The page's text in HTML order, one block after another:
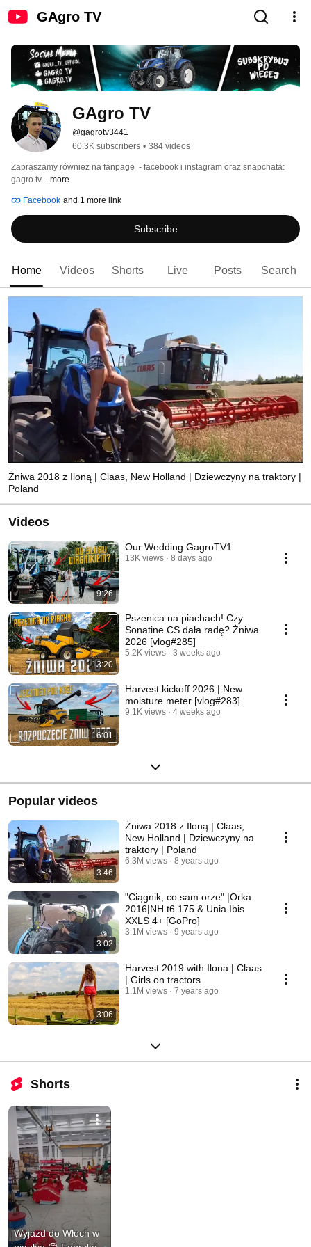
GAgro TV
GAgro TV
@gagrotv3441
60.3K subscribers • 384 videos
Zapraszamy również na fanpage  - facebook i instagram oraz snapchata:
gagro.tv ...more
Facebook and 1 more link
Subscribe
Home Videos Shorts Live Posts Search
Żniwa 2018 z Iloną | Claas, New Holland | Dziewczyny na traktory |
Poland
Videos
9:26
Our Wedding GagroTV1
13K views 8 days ago
13:20
Pszenica na piachach! Czy
Sonatine CS dała radę? Żniwa
2026 [vlog#285]
5.2K views 3 weeks ago
16:01
Harvest kickoff 2026 | New
moisture meter [vlog#283]
9.1K views 4 weeks ago
Popular videos
3:46
Żniwa 2018 z Iloną | Claas,
New Holland | Dziewczyny na
traktory | Poland
6.3M views 8 years ago
3:02
"Ciągnik, co sam orze" |Orka
2016|NH t6.175 & Unia Ibis
XXLS 4+ [GoPro]
3.1M views 9 years ago
3:06
Harvest 2019 with Ilona | Claas
| Girls on tractors
1.1M views 7 years ago
Shorts
Wyjazd do Włoch w